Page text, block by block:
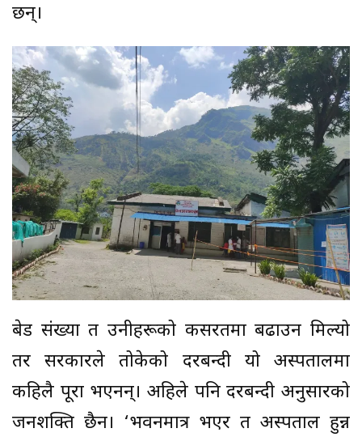
छन्।
बेड संख्या त उनीहरूको कसरतमा बढाउन मिल्यो
तर सरकारले तोकेको दरबन्दी यो अस्पतालमा
कहिलै पूरा भएनन्। अहिले पनि दरबन्दी अनुसारको
जनशक्ति छैन। ‘भवनमात्र भएर त अस्पताल हुन्न